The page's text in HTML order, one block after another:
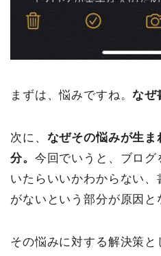
まずは、悩みですね。なぜ
次に、 なぜその悩みが生
分。 今回でいうと、ブロ
いたらいいかわからない
がないという部分が原因と
その悩みに対する解決策